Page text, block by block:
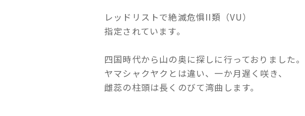
レッドリストで絶滅危惧II類（VU）
指定されています。
四国時代から山の奥に探しに行っておりました。
ヤマシャクヤクとは違い、一か月遅く咲き、
雌蕊の柱頭は長くのびて湾曲します。